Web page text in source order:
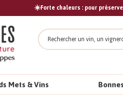
☀️Forte chaleurs : pour
Rechercher
Mets & Vins